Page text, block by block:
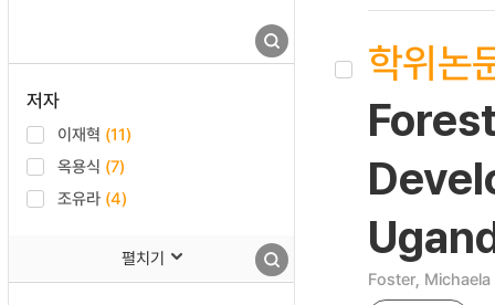
저자
이재혁 (11)
옥용식 (7)
조유라 (4)
펼치기
학위논
Foster, Michaela